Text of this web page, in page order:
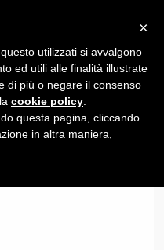
×
utilizzati si avvalgono
ed utili alle finalità illustrate
di più o negare il consenso
cookie policy
questa pagina, cliccando
in altra maniera,